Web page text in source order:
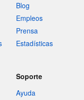
Blog
Empleos
Prensa
Estadísticas
Soporte
Ayuda